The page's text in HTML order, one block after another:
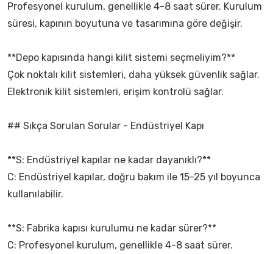
Profesyonel kurulum, genellikle 4-8 saat sürer. Kurulum
süresi, kapının boyutuna ve tasarımına göre değişir.
**Depo kapısında hangi kilit sistemi seçmeliyim?**
Çok noktalı kilit sistemleri, daha yüksek güvenlik sağlar.
Elektronik kilit sistemleri, erişim kontrolü sağlar.
## Sıkça Sorulan Sorular - Endüstriyel Kapı
**S: Endüstriyel kapılar ne kadar dayanıklı?**
C: Endüstriyel kapılar, doğru bakım ile 15-25 yıl boyunca
kullanılabilir.
**S: Fabrika kapısı kurulumu ne kadar sürer?**
C: Profesyonel kurulum, genellikle 4-8 saat sürer.